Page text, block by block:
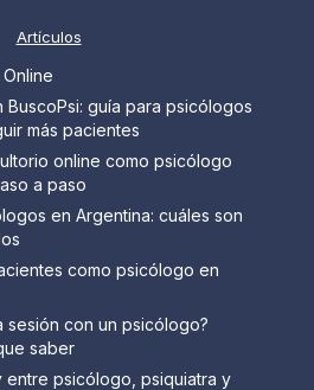
Artículos
BuscoPsi: guía para psicólogos
más pacientes
online como psicólogo
a paso
en Argentina: cuáles son
como psicólogo en
sesión con un psicólogo?
saber
entre psicólogo, psiquiatra y